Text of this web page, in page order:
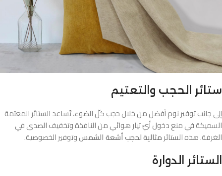
ستائر الحجب والتعتيم
إلى جانب توفير نوم أفضل من خلال حجب كلّ الضوء، تُساعد الستائر المعتمة
السميكة في منع دخول أيّ تيار هوائي من النافذة وتخفيف الصدى في
الغرفة. هذه الستائرمثالية لحجب أشعة الشمسوتوفير الخصوصية.
الستائر الدوارة